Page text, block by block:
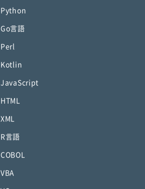
Python
Go言語
Perl
Kotlin
JavaScript
HTML
XML
R言語
COBOL
VBA